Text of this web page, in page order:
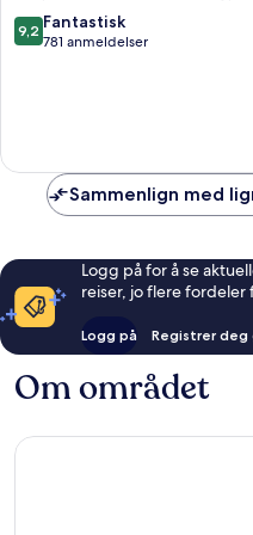
Athen
sentrum
9.2
av
9,2 Fantastisk
781 anmeldelser
Sammenlign med
Logg på for å se
reiser, jo flere fordeler
Logg på Registrer deg
Om området